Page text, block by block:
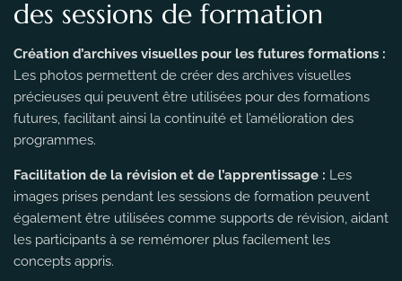
des sessions de formation
Création d’archives visuelles pour les futures formations :
Les photos permettent de créer des archives visuelles
précieuses qui peuvent être utilisées pour des formations
futures, facilitant ainsi la continuité et l’amélioration des
programmes.
Facilitation de la révision et de l’apprentissage : Les
images prises pendant les sessions de formation peuvent
également être utilisées comme supports de révision, aidant
les participants à se remémorer plus facilement les
concepts appris.